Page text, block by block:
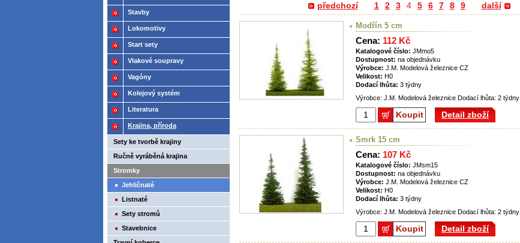
předchozí 1 2 3 4 5 6 7 8 9 další
Modřín 5 cm
Cena: 112 Kč
Katalogové číslo: JMmo5
Dostupnost: na objednávku
Výrobce: J.M. Modelová železnice CZ
Velikost: H0
Dodací lhůta: 3 týdny
Výrobce: J.M. Modelová železnice Dodací lhůta: 2 týdny
Koupit Detail zboží
Smrk 15 cm
Cena: 107 Kč
Katalogové číslo: JMsm15
Dostupnost: na objednávku
Výrobce: J.M. Modelová železnice CZ
Velikost: H0
Dodací lhůta: 3 týdny
Výrobce: J.M. Modelová železnice Dodací lhůta: 2 týdny
Koupit Detail zboží
Stavby
Lokomotivy
Start sety
Vlakové soupravy
Vagóny
Kolejový systém
Literatura
Krajina, příroda
Sety ke tvorbě krajiny
Ručně vyráběná krajina
Stromky
Jehličnaté
Listnaté
Sety stromů
Stavebnice